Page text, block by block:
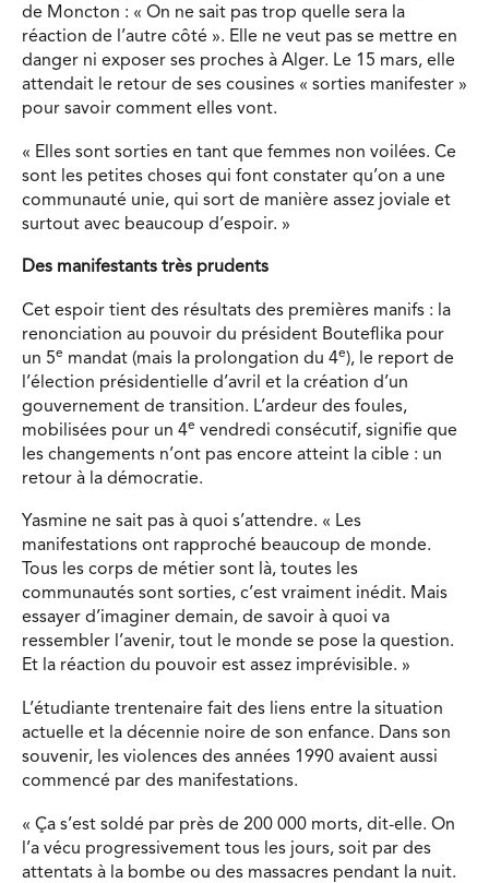
de Moncton : « On ne sait pas trop quelle sera la
réaction de l’autre côté ». Elle ne veut pas se mettre en
danger ni exposer ses proches à Alger. Le 15 mars, elle
attendait le retour de ses cousines « sorties manifester »
pour savoir comment elles vont.
« Elles sont sorties en tant que femmes non voilées. Ce
sont les petites choses qui font constater qu’on a une
communauté unie, qui sort de manière assez joviale et
surtout avec beaucoup d’espoir. »
Des manifestants très prudents
Cet espoir tient des résultats des premières manifs : la
renonciation au pouvoir du président Bouteflika pour
un 5e mandat (mais la prolongation du 4e), le report de
l’élection présidentielle d’avril et la création d’un
gouvernement de transition. L’ardeur des foules,
mobilisées pour un 4e vendredi consécutif, signifie que
les changements n’ont pas encore atteint la cible : un
retour à la démocratie.
Yasmine ne sait pas à quoi s’attendre. « Les
manifestations ont rapproché beaucoup de monde.
Tous les corps de métier sont là, toutes les
communautés sont sorties, c’est vraiment inédit. Mais
essayer d’imaginer demain, de savoir à quoi va
ressembler l’avenir, tout le monde se pose la question.
Et la réaction du pouvoir est assez imprévisible. »
L’étudiante trentenaire fait des liens entre la situation
actuelle et la décennie noire de son enfance. Dans son
souvenir, les violences des années 1990 avaient aussi
commencé par des manifestations.
« Ça s’est soldé par près de 200 000 morts, dit-elle. On
l’a vécu progressivement tous les jours, soit par des
attentats à la bombe ou des massacres pendant la nuit.